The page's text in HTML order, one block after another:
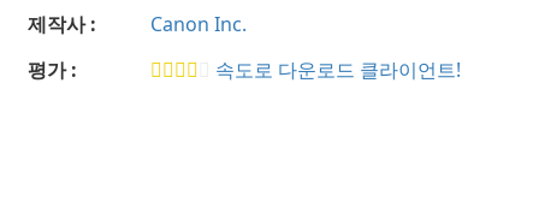
제작사 :
Canon Inc.
평가 :
속도로 다운로드 클라이언트!